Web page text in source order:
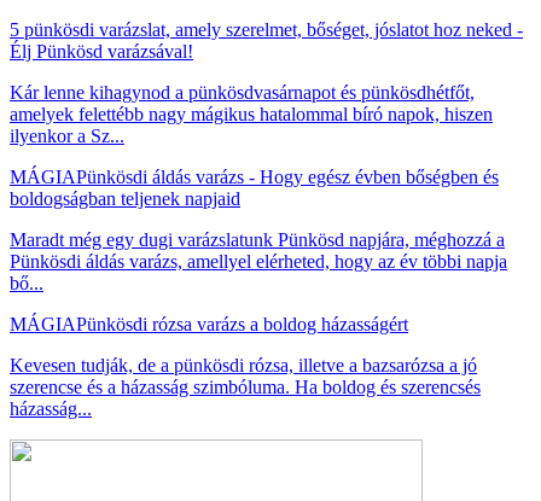
5 pünkösdi varázslat, amely szerelmet, bőséget, jóslatot hoz neked -
Élj Pünkösd varázsával!
Kár lenne kihagynod a pünkösdvasárnapot és pünkösdhétfőt,
amelyek felettébb nagy mágikus hatalommal bíró napok, hiszen
ilyenkor a Sz...
MÁGIAPünkösdi áldás varázs - Hogy egész évben bőségben és
boldogságban teljenek napjaid
Maradt még egy dugi varázslatunk Pünkösd napjára, méghozzá a
Pünkösdi áldás varázs, amellyel elérheted, hogy az év többi napja
bő...
MÁGIAPünkösdi rózsa varázs a boldog házasságért
Kevesen tudják, de a pünkösdi rózsa, illetve a bazsarózsa a jó
szerencse és a házasság szimbóluma. Ha boldog és szerencsés
házasság...